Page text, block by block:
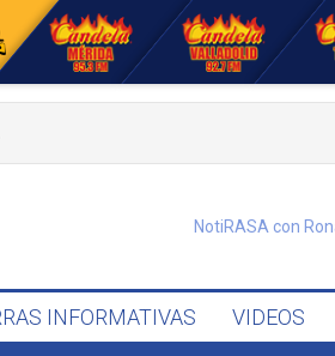
NotiRASA con
INFORMATIVAS VIDEOS